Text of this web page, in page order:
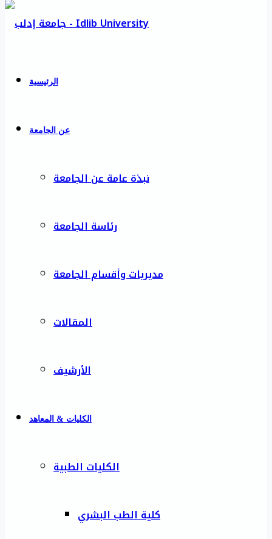
الرئيسية
عن الجامعة
نبذة عامة عن الجامعة
رئاسة الجامعة
مديريات وأقسام الجامعة
المقالات
الأرشيف
الكليات & المعاهد
الكليات الطبية
كلية الطب البشري